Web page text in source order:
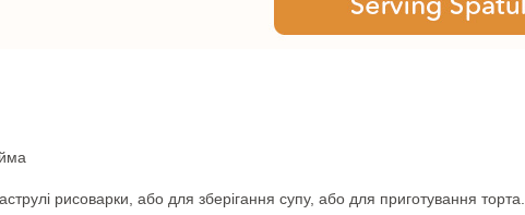
рисоварки, або для зберігання супу, або для приготування торта.